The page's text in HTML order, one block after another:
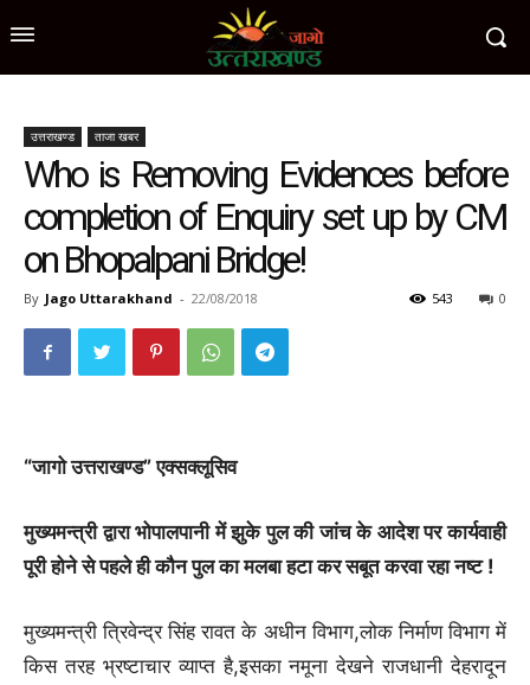
उत्तराखण्ड ताजा खबर
Who is Removing Evidences before
completion of Enquiry set up by CM
on Bhopalpani Bridge!
By Jago Uttarakhand - 22/08/2018 0
543
“जागो उत्तराखण्ड” एक्सक्लूसिव
मुख्यमन्त्री द्वारा भोपालपानी में झुके पुल की जांच के आदेश पर कार्यवाही
पूरी होने से पहले ही कौन पुल का मलबा हटा कर सबूत करवा रहा नष्ट !
मुख्यमन्त्री त्रिवेन्द्र सिंह रावत के अधीन विभाग,लोक निर्माण विभाग में
किस तरह भ्रष्टाचार व्याप्त है,इसका नमूना देखने राजधानी देहरादून